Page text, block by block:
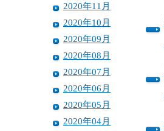
2020年11月
2020年10月
2020年09月
2020年08月
2020年07月
2020年06月
2020年05月
2020年04月